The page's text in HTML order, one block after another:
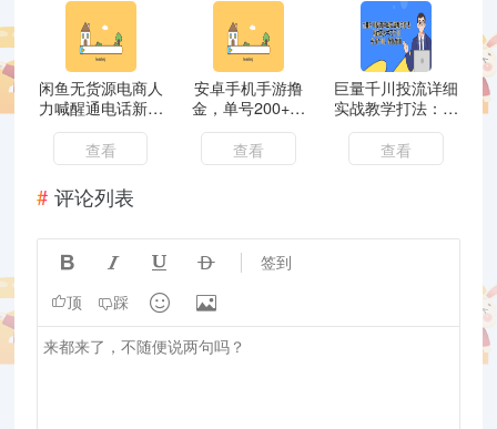
闲鱼无货源电商人
力喊醒通电话新项
目，难度系数非常
低， 轻松日入一
两张
查看
安卓手机手游撸
金，单号200+，
超级简单附赠详细
攻略
查看
巨量千川投流详细
实战教学打法：带
你深入学习千川，
投放千川，优化千
川
查看
评论列表
    签到
顶 踩  